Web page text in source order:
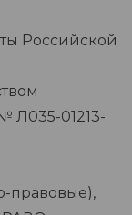
Российской
Л035-01213-
правовые),